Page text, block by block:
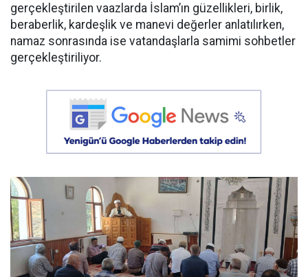
gerçekleştirilen vaazlarda İslam’ın güzellikleri, birlik,
beraberlik, kardeşlik ve manevi değerler anlatılırken,
namaz sonrasında ise vatandaşlarla samimi sohbetler
gerçekleştiriliyor.